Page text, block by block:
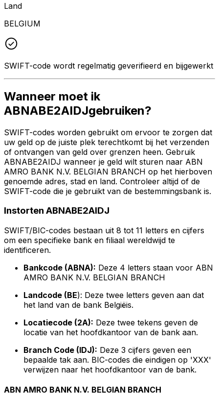
Land
BELGIUM
SWIFT-code wordt regelmatig geverifieerd en bijgewerkt
Wanneer moet ik
ABNABE2AIDJgebruiken?
SWIFT-codes worden gebruikt om ervoor te zorgen dat
uw geld op de juiste plek terechtkomt bij het verzenden
of ontvangen van geld over grenzen heen. Gebruik
ABNABE2AIDJ wanneer je geld wilt sturen naar ABN
AMRO BANK N.V. BELGIAN BRANCH op het hierboven
genoemde adres, stad en land. Controleer altijd of de
SWIFT-code die je gebruikt van de bestemmingsbank is.
Instorten ABNABE2AIDJ
SWIFT/BIC-codes bestaan uit 8 tot 11 letters en cijfers
om een specifieke bank en filiaal wereldwijd te
identificeren.
Bankcode (ABNA): Deze 4 letters staan voor ABN
AMRO BANK N.V. BELGIAN BRANCH
Landcode (BE): Deze twee letters geven aan dat
het land van de bank Belgiëis.
Locatiecode (2A): Deze twee tekens geven de
locatie van het hoofdkantoor van de bank aan.
Branch Code (IDJ): Deze 3 cijfers geven een
bepaalde tak aan. BIC-codes die eindigen op 'XXX'
verwijzen naar het hoofdkantoor van de bank.
ABN AMRO BANK N.V. BELGIAN BRANCH